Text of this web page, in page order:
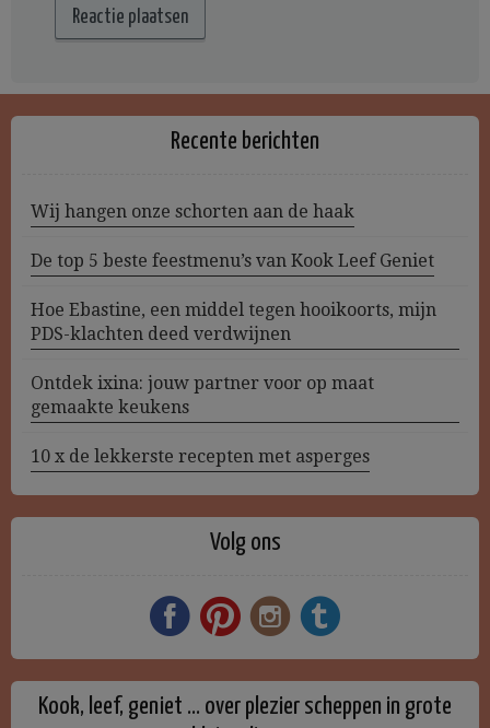
Recente berichten
Wij hangen onze schorten aan de haak
De top 5 beste feestmenu’s van Kook Leef Geniet
Hoe Ebastine, een middel tegen hooikoorts, mijn
PDS-klachten deed verdwijnen
Ontdek ixina: jouw partner voor op maat
gemaakte keukens
10 x de lekkerste recepten met asperges
Volg ons
Kook, leef, geniet … over plezier scheppen in grote